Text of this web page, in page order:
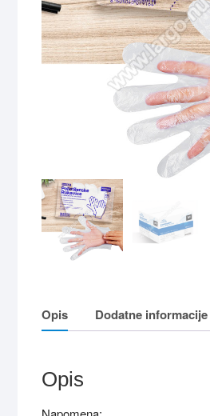
Opis Dodatne informacije
Opis